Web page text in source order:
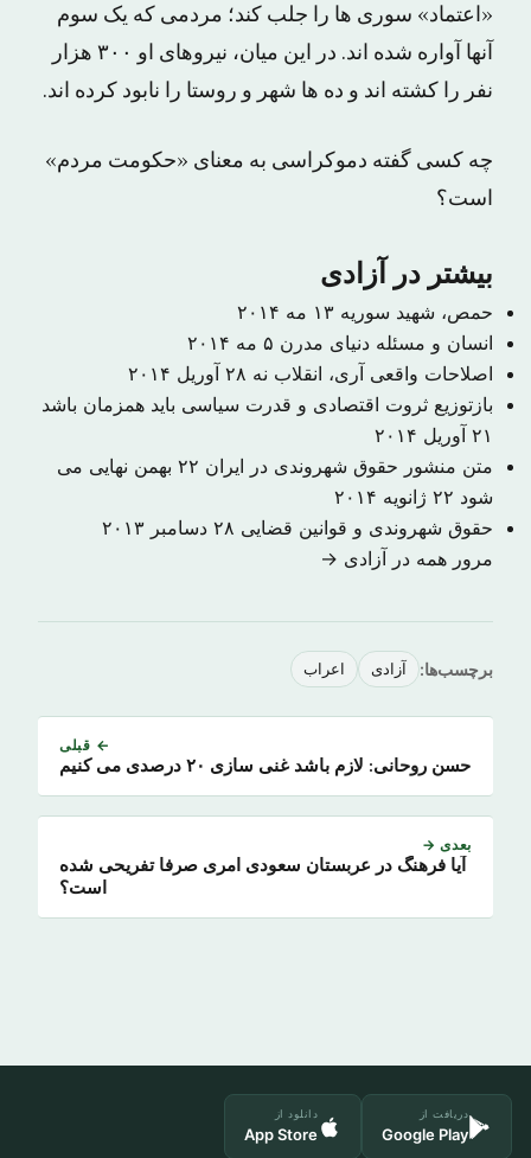
«اعتماد» سوری ها را جلب کند؛ مردمی که یک سوم
آنها آواره شده اند. در این میان، نیروهای او ۳۰۰ هزار
نفر را کشته اند و ده ها شهر و روستا را نابود کرده اند.
چه کسی گفته دموکراسی به معنای «حکومت مردم»
است؟
بیشتر در آزادی
حمص، شهید سوریه ۱۳ مه ۲۰۱۴
انسان و مسئله دنیای مدرن ۵ مه ۲۰۱۴
اصلاحات واقعی آری، انقلاب نه ۲۸ آوریل ۲۰۱۴
بازتوزیع ثروت اقتصادی و قدرت سیاسی باید همزمان باشد
۲۱ آوریل ۲۰۱۴
متن منشور حقوق شهروندی در ایران ۲۲ بهمن نهایی می
شود ۲۲ ژانویه ۲۰۱۴
حقوق شهروندی و قوانین قضایی ۲۸ دسامبر ۲۰۱۳
مرور همه در آزادی →
برچسب‌ها: آزادی اعراب
← قبلی
حسن روحانی: لازم باشد غنی سازی ۲۰ درصدی می کنیم
بعدی →
آیا فرهنگ در عربستان سعودی امری صرفا تفریحی شده
است؟
دریافت از
Google Play
دانلود از
App Store